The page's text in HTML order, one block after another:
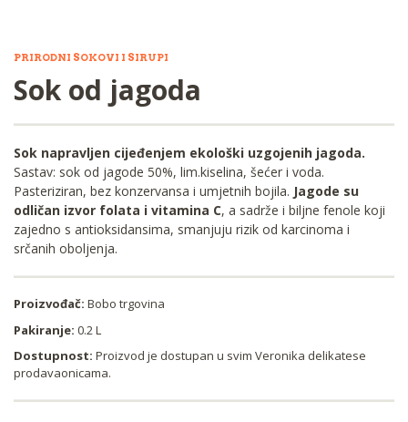
PRIRODNI SOKOVI I SIRUPI
Sok od jagoda
Sok napravljen cijeđenjem ekološki uzgojenih jagoda.
Sastav: sok od jagode 50%, lim.kiselina, šećer i voda.
Pasteriziran, bez konzervansa i umjetnih bojila. Jagode su
odličan izvor folata i vitamina C, a sadrže i biljne fenole koji
zajedno s antioksidansima, smanjuju rizik od karcinoma i
srčanih oboljenja.
Proizvođač: Bobo trgovina
Pakiranje: 0.2 L
Dostupnost: Proizvod je dostupan u svim Veronika delikatese
prodavaonicama.